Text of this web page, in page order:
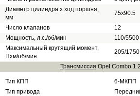
Диаметр цилиндра х ход поршня,
мм
75x90.5
Число клапанов
12
Мощность, л.с./об/мин
110/5500
Максимальный крутящий момент,
Нхм/об/мин
205/1750
Трансмиссия Opel Combo
Тип КПП
6-МКПП
Тип привода